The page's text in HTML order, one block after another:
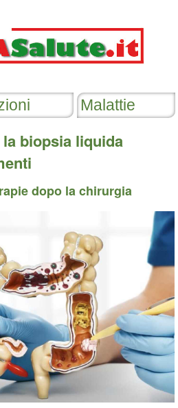
biopsia liquida
dopo la chirurgia